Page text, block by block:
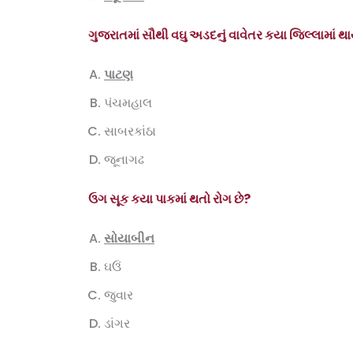
ગુજરાતમાં સૌથી વઘુ અડદનું વાવેતર કયા જિલ્લામાં
પાટણ
પંચમહાલ
સાબરકાંઠા
જૂનાગઢ
ઉગ સૂક કયા પાકમાં થતો રોગ છે?
સોયાબીન
ઘઉં
જુવાર
ડાંગર